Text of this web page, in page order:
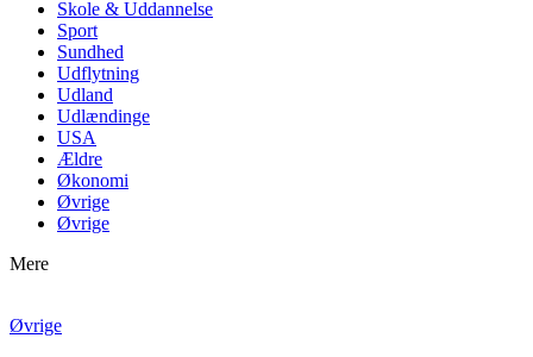
Skole & Uddannelse
Sport
Sundhed
Udflytning
Udland
Udlændinge
USA
Ældre
Økonomi
Øvrige
Øvrige
Mere
Øvrige